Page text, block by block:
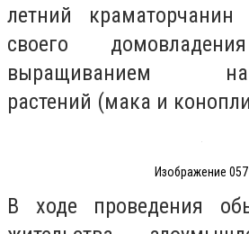
летний краматорчанин
своего
выращиванием
растений (мака и
Изображение 057
В ходе проведения